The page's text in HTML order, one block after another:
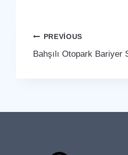
Yazı
gezinmesi
PREVIOUS
Bahşılı Otopark Bariyer